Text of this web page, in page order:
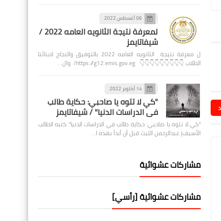
06 أغسطس 2022
لمعرفة نتيجة الثانويه العامه 2022 /
شيفاتايمز
ل معرفة نتيجة الثانويه العامه 2022 بالتوفيق والنجاح لابنائنا
الطلاب 👇👇👇👇👇👇👇👇👇 https://g12.emis.gov.eg/ وال…
14 أكتوبر 2022
"كي لا تتوه يا صاحبي: حكاية طالب
في الدراسات الدنيا" / شيفاتايمز
"كي لا تتوه يا صاحبي: حكاية طالب في الدراسات الدنيا" كتبه الطالب
الأسيف| عبدالرحمن الليث قبل أن أبدأ بهذه ا…
مشاركات عشوائية
مشاركات عشوائية [رأسي]